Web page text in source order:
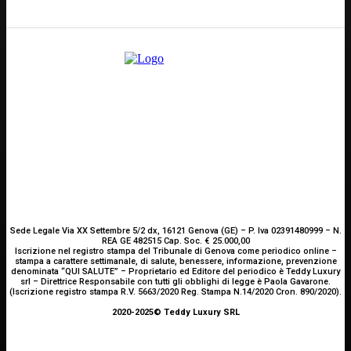
Sede Legale Via XX Settembre 5/2 dx, 16121 Genova (GE) – P. Iva 02391480999 – N.
REA GE 482515 Cap. Soc. € 25.000,00
Iscrizione nel registro stampa del Tribunale di Genova come periodico online –
stampa a carattere settimanale, di salute, benessere, informazione, prevenzione
denominata “QUI SALUTE” – Proprietario ed Editore del periodico è Teddy Luxury
srl – Direttrice Responsabile con tutti gli obblighi di legge è Paola Gavarone.
(Iscrizione registro stampa R.V. 5663/2020 Reg. Stampa N.14/2020 Cron. 890/2020).
2020-2025© Teddy Luxury SRL